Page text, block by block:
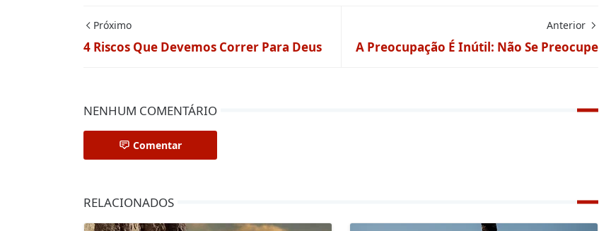
Próximo
4 Riscos Que Devemos Correr Para Deus
Anterior
A Preocupação É Inútil: Não Se Preocupe
NENHUM COMENTÁRIO
Comentar
RELACIONADOS